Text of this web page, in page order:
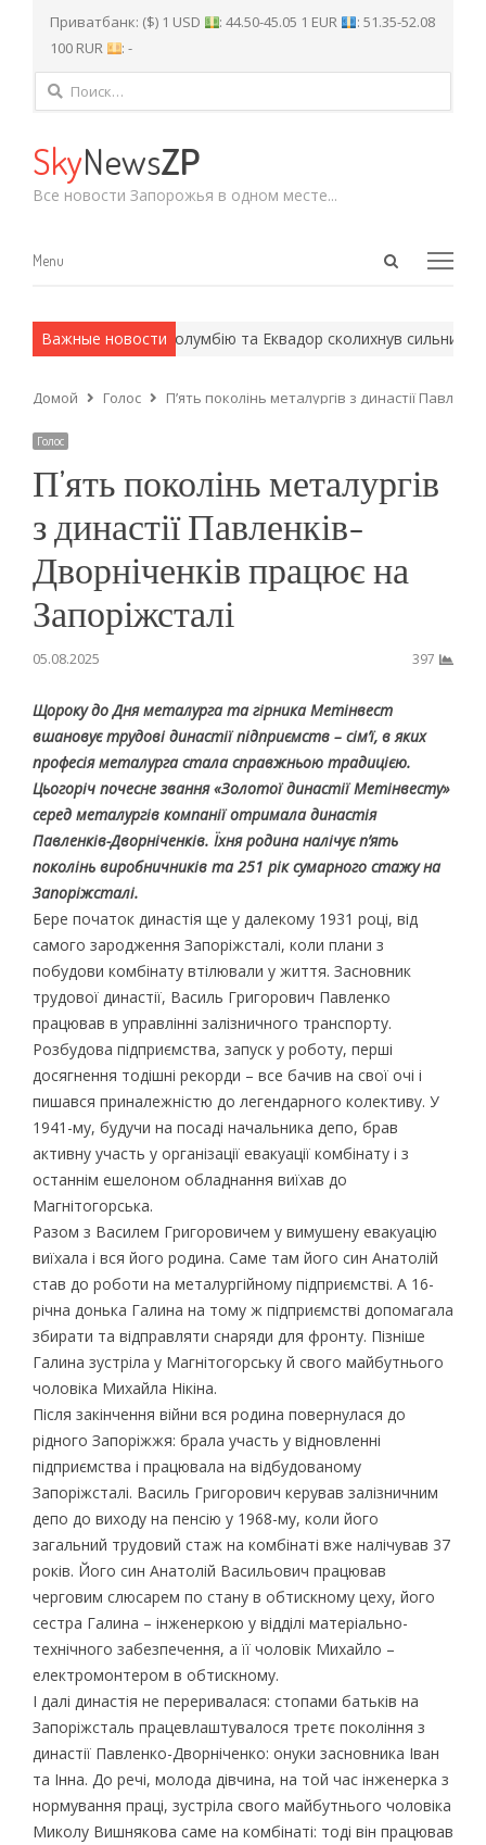
Приватбанк: ($) 1 USD : 44.50-45.05 1 EUR
: 51.35-52.08
100 RUR
: -
Найти:
SkyNewsZP
Все новости Запорожья в одном месте...
Open
Menu
Menu
Важные новости
методы. Колумбію та Еквадор сколихнув сильний
Домой Голос П’ять поколінь металургів з династії
Голос
П’ять поколінь металургів
з династії Павленків-
Дворніченків працює на
Запоріжсталі
05.08.2025 397
Щороку до Дня металурга та гірника Метінвест
вшановує трудові династії підприємств – сім’ї, в яких
професія металурга стала справжньою традицією.
Цьогоріч почесне звання «Золотої династії Метінвесту»
серед металургів компанії отримала династія
Павленків-Дворніченків. Їхня родина налічує п’ять
поколінь виробничників та 251 рік сумарного стажу на
Запоріжсталі.
Бере початок династія ще у далекому 1931 році, від
самого зародження Запоріжсталі, коли плани з
побудови комбінату втілювали у життя. Засновник
трудової династії, Василь Григорович Павленко
працював в управлінні залізничного транспорту.
Розбудова підприємства, запуск у роботу, перші
досягнення тодішні рекорди – все бачив на свої очі і
пишався приналежністю до легендарного колективу. У
1941-му, будучи на посаді начальника депо, брав
активну участь у організації евакуації комбінату і з
останнім ешелоном обладнання виїхав до
Магнітогорська.
Разом з Василем Григоровичем у вимушену евакуацію
виїхала і вся його родина. Саме там його син Анатолій
став до роботи на металургійному підприємстві. А 16-
річна донька Галина на тому ж підприємстві допомагала
збирати та відправляти снаряди для фронту. Пізніше
Галина зустріла у Магнітогорську й свого майбутнього
чоловіка Михайла Нікіна.
Після закінчення війни вся родина повернулася до
рідного Запоріжжя: брала участь у відновленні
підприємства і працювала на відбудованому
Запоріжсталі. Василь Григорович керував залізничним
депо до виходу на пенсію у 1968-му, коли його
загальний трудовий стаж на комбінаті вже налічував 37
років. Його син Анатолій Васильович працював
черговим слюсарем по стану в обтискному цеху, його
сестра Галина – інженеркою у відділі матеріально-
технічного забезпечення, а її чоловік Михайло –
електромонтером в обтискному.
І далі династія не переривалася: стопами батьків на
Запоріжсталь працевлаштувалося третє покоління з
династії Павленко-Дворніченко: онуки засновника Іван
та Інна. До речі, молода дівчина, на той час інженерка з
нормування праці, зустріла свого майбутнього чоловіка
Миколу Вишнякова саме на комбінаті: тоді він працював